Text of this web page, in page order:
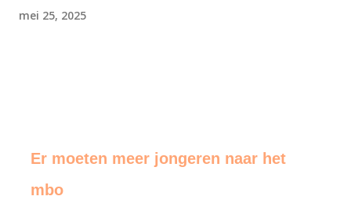
mei 25, 2025
Er moeten meer jongeren naar het
mbo